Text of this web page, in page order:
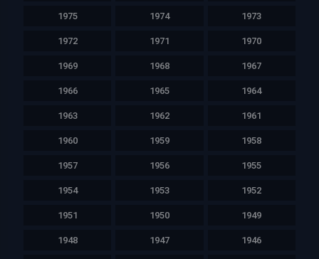
1975 1974 1973
1972 1971 1970
1969 1968 1967
1966 1965 1964
1963 1962 1961
1960 1959 1958
1957 1956 1955
1954 1953 1952
1951 1950 1949
1948 1947 1946